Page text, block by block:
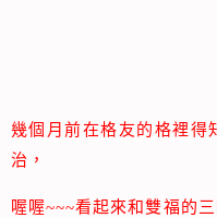
幾個月前在格友的格裡得
治，
喔喔~~~看起來和雙福的三